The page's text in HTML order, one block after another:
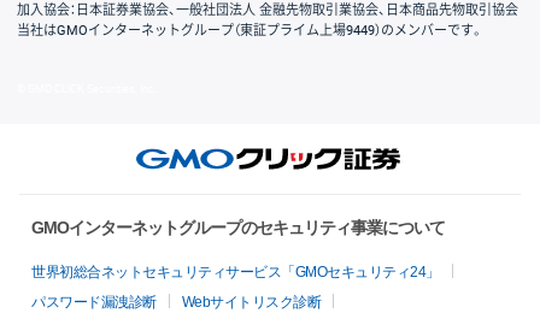
加入協会：日本証券業協会、一般社団法人 金融先物取引業協会、日本商品先物取引協会
当社はGMOインターネットグループ（東証プライム上場9449）のメンバーです。
GMOインターネットグループのセキュリティ事業について
世界初総合ネットセキュリティサービス「GMOセキュリティ24」
パスワード漏洩診断
Webサイトリスク診断